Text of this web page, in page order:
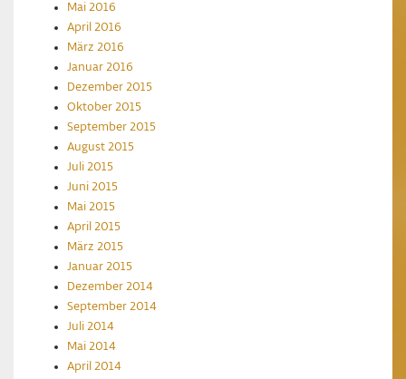
Mai 2016
April 2016
März 2016
Januar 2016
Dezember 2015
Oktober 2015
September 2015
August 2015
Juli 2015
Juni 2015
Mai 2015
April 2015
März 2015
Januar 2015
Dezember 2014
September 2014
Juli 2014
Mai 2014
April 2014